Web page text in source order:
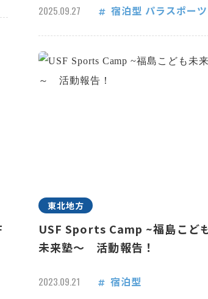
2025.09.27 宿泊型 パラスポーツ
東北地方
USF Sports Camp ~福島こど
未来塾～ 活動報告！
2023.09.21 宿泊型